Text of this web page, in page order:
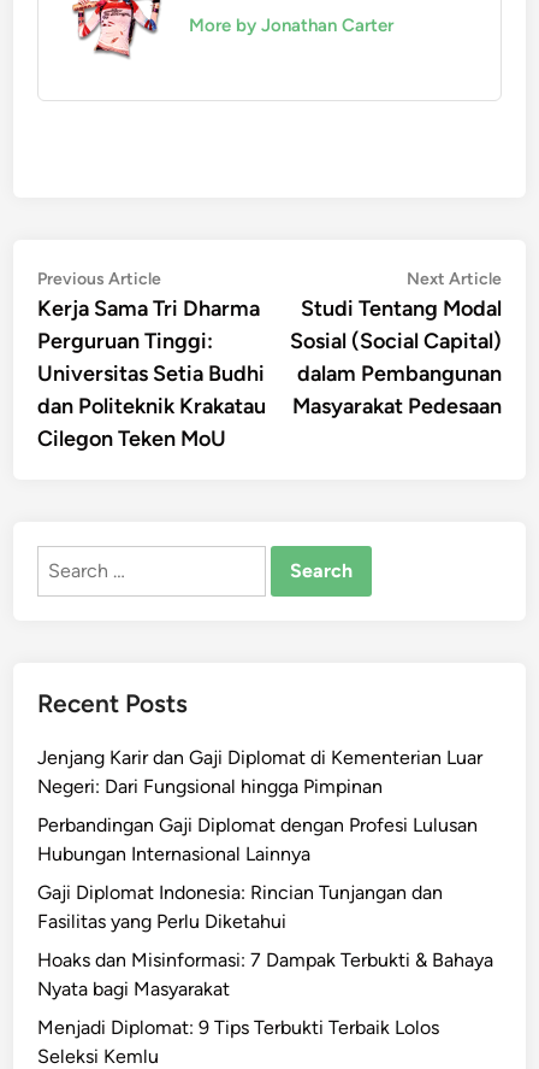
More by Jonathan Carter
Post
navigation
Previous ArticlePrevious
article:
Kerja Sama Tri Dharma
Perguruan Tinggi:
Universitas Setia Budhi
dan Politeknik Krakatau
Cilegon Teken MoU
Next Article
Studi Tentang Modal
Sosial (Social Capital)
dalam Pembangunan
Masyarakat Pedesaan
Search
Recent Posts
Jenjang Karir dan Gaji Diplomat di Kementerian Luar
Negeri: Dari Fungsional hingga Pimpinan
Perbandingan Gaji Diplomat dengan Profesi Lulusan
Hubungan Internasional Lainnya
Gaji Diplomat Indonesia: Rincian Tunjangan dan
Fasilitas yang Perlu Diketahui
Hoaks dan Misinformasi: 7 Dampak Terbukti & Bahaya
Nyata bagi Masyarakat
Menjadi Diplomat: 9 Tips Terbukti Terbaik Lolos
Seleksi Kemlu